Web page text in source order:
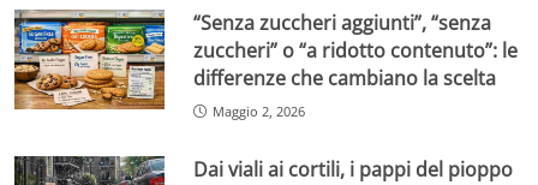
“Senza zuccheri aggiunti”, “senza
zuccheri” o “a ridotto contenuto”: le
differenze che cambiano la scelta
Maggio 2, 2026
Dai viali ai cortili, i pappi del pioppo